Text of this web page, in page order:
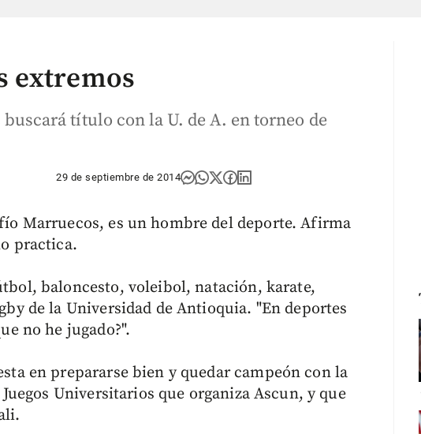
extremos
título con la U. de A. en torneo de
29 de septiembre de 2014
Marruecos, es un hombre del deporte. Afirma
practica.
baloncesto, voleibol, natación, karate,
de la Universidad de Antioquia. "En deportes
no he jugado?".
en prepararse bien y quedar campeón con la
Universitarios que organiza Ascun, y que